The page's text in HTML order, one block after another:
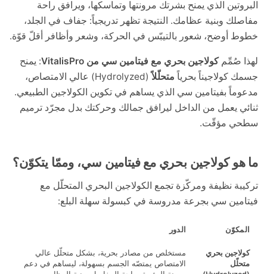
الذي يمنح بشرتك مرونتها وتماسكها، ويرافق راحة
وبنية عظامك. النتيجة تظهر تدريجياً: جفاف في الجلد،
أوضح، شعور بالتيبّس في الحركة، وشعر وأظافر أقلّ قوّة.
صُمِّم كولاجين بحري مع فيتامين سي من VitalisPro
: يمنح
كولاجيناً بحرياًمتحلّلاً
(Hydrolyzed) عالي الامتصاص،
بفيتامين سي الذي يساهم في تكوين الكولاجين الطبيعي.
يعمل من الداخل ليرافق جمالك وحركتك بدل مجرّد ترميم
مؤقّت.
كولاجين بحري مع فيتامين سي، وممّا يتكوّن؟
نظيفة ومركّزة تجمع الكولاجين البحري المتحلّل مع
سي بجرعة مدروسة في كبسولة سهلة البلع:
بحري
مستخلص من مصادر بحرية، بشكل متحلّل عالي
الامتصاص يمتصّه الجسم بسهولة، ليساهم في دعم